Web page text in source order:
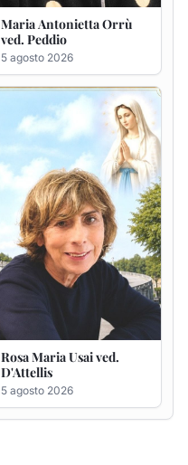
Rosa Maria Usai ved.
D'Attellis
5 agosto 2026